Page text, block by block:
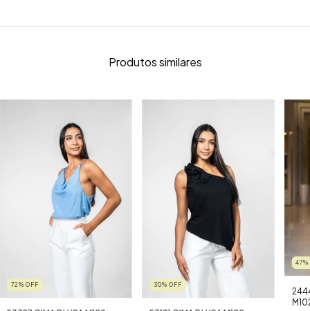
Produtos similares
72 % OFF 30% OFF
47%